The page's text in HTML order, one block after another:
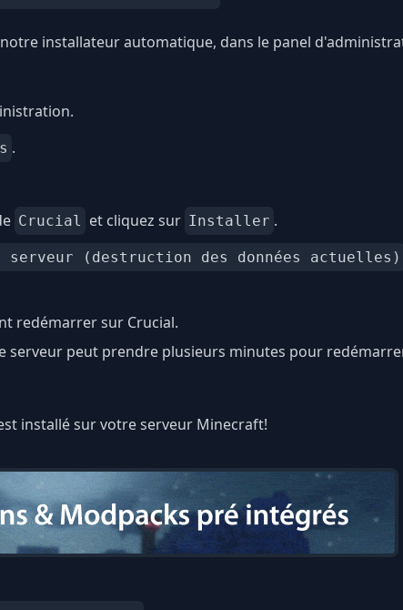
installateur automatique, dans le panel
.
Crucial et cliquez sur Installer .
serveur (destruction des données actuelles)
redémarrer sur Crucial.
serveur peut prendre plusieurs minutes pour
installé sur votre serveur Minecraft!